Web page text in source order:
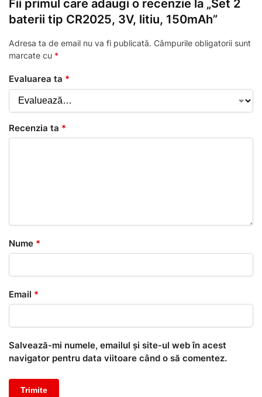
Fii primul care adaugi o recenzie la „Set 2
baterii tip CR2025, 3V, litiu, 150mAh”
Adresa ta de email nu va fi publicată. Câmpurile obligatorii sunt
marcate cu *
Evaluarea ta *
Recenzia ta *
Nume *
Email *
Salvează-mi numele, emailul și site-ul web în acest
navigator pentru data viitoare când o să comentez.